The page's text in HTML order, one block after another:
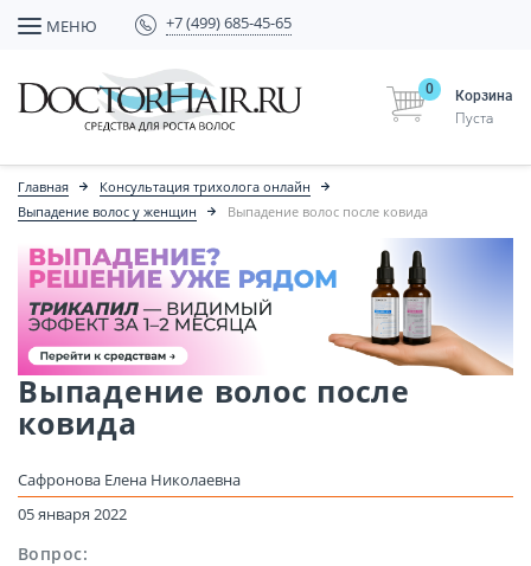
МЕНЮ +7 (499) 685-45-65
Корзина
0
Пуста
Главная
Консультация трихолога онлайн
Выпадение волос у женщин
Выпадение волос после ковида
Выпадение волос после
ковида
Сафронова Елена Николаевна
05 января 2022
Вопрос: